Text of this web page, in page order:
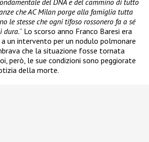
del DNA e del cammino di tutto
che AC Milan porge alla famiglia tutta
le stesse che ogni tifoso rossonero fa a sé
dura.” Lo scorso anno Franco Baresi era
un intervento per un nodulo polmonare
che la situazione fosse tornata
però, le sue condizioni sono peggiorate
della morte.